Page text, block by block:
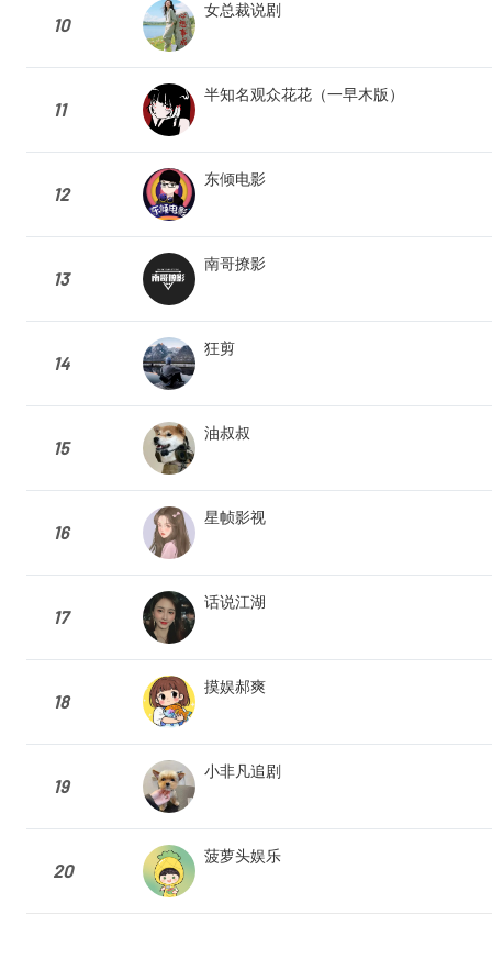
10
女总裁说剧
11
半知名观众花花（一早木版）
12
东倾电影
13
南哥撩影
14
狂剪
15
油叔叔
16
星帧影视
17
话说江湖
18
摸娱郝爽
19
小非凡追剧
20
菠萝头娱乐